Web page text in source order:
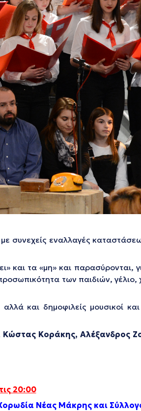
συνεχείς εναλλαγές
και τα «μη» και παρασύρονται,
των παιδιών,
και δημοφιλείς μουσικοί
Κοράκης, Αλέξανδρος
20:00
Νέας Μάκρης και